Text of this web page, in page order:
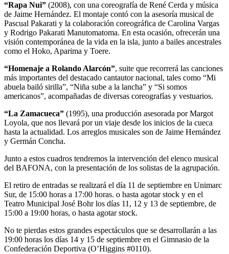
“Rapa Nui” (2008), con una coreografía de René Cerda y música
de Jaime Hernández. El montaje contó con la asesoría musical de
Pascual Pakarati y la colaboración coreográfica de Carolina Vargas
y Rodrigo Pakarati Manutomatoma. En esta ocasión, ofrecerán una
visión contemporánea de la vida en la isla, junto a bailes ancestrales
como el Hoko, Aparima y Toere.
“Homenaje a Rolando Alarcón”, suite que recorrerá las canciones
más importantes del destacado cantautor nacional, tales como “Mi
abuela bailó sirilla”, “Niña sube a la lancha” y “Si somos
americanos”, acompañadas de diversas coreografías y vestuarios.
“La Zamacueca” (1995), una producción asesorada por Margot
Loyola, que nos llevará por un viaje desde los inicios de la cueca
hasta la actualidad. Los arreglos musicales son de Jaime Hernández
y Germán Concha.
Junto a estos cuadros tendremos la intervención del elenco musical
del BAFONA, con la presentación de los solistas de la agrupación.
El retiro de entradas se realizará el día 11 de septiembre en Unimarc
Sur, de 15:00 horas a 17:00 horas. o hasta agotar stock y en el
Teatro Municipal José Bohr los días 11, 12 y 13 de septiembre, de
15:00 a 19:00 horas, o hasta agotar stock.
No te pierdas estos grandes espectáculos que se desarrollarán a las
19:00 horas los días 14 y 15 de septiembre en el Gimnasio de la
Confederación Deportiva (O’Higgins #0110).